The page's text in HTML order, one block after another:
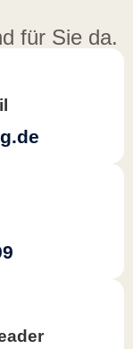
für Sie da.